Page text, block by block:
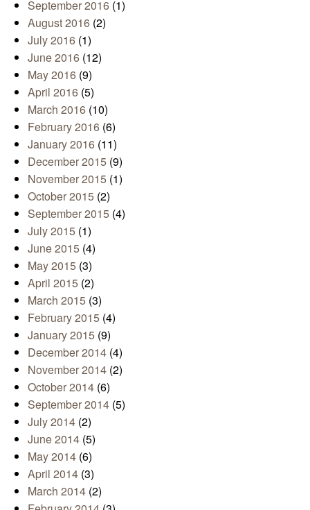
September 2016 (1)
August 2016 (2)
July 2016 (1)
June 2016 (12)
May 2016 (9)
April 2016 (5)
March 2016 (10)
February 2016 (6)
January 2016 (11)
December 2015 (9)
November 2015 (1)
October 2015 (2)
September 2015 (4)
July 2015 (1)
June 2015 (4)
May 2015 (3)
April 2015 (2)
March 2015 (3)
February 2015 (4)
January 2015 (9)
December 2014 (4)
November 2014 (2)
October 2014 (6)
September 2014 (5)
July 2014 (2)
June 2014 (5)
May 2014 (6)
April 2014 (3)
March 2014 (2)